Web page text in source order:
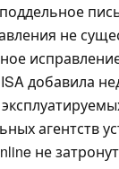
не
добавила
агентств
не